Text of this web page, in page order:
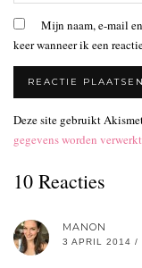
Mijn naam, e-mail
keer wanneer ik een
Deze site gebruikt
gegevens worden verwerkt
10 Reacties
MANON
3 APRIL 2014 /